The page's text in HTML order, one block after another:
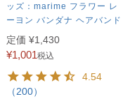
ッズ：marime フラワー レ
ーヨン バンダナ ヘアバンド
定価 ¥1,430
¥1,001税込
4.54
（200）